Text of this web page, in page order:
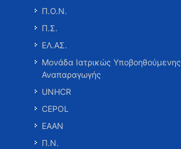
Π.Ο.Ν.
Π.Σ.
ΕΛ.ΑΣ.
Μονάδα Ιατρικώς Υποβοηθούμενης
Αναπαραγωγής
UNHCR
CEPOL
ΕΑΑΝ
Π.Ν.